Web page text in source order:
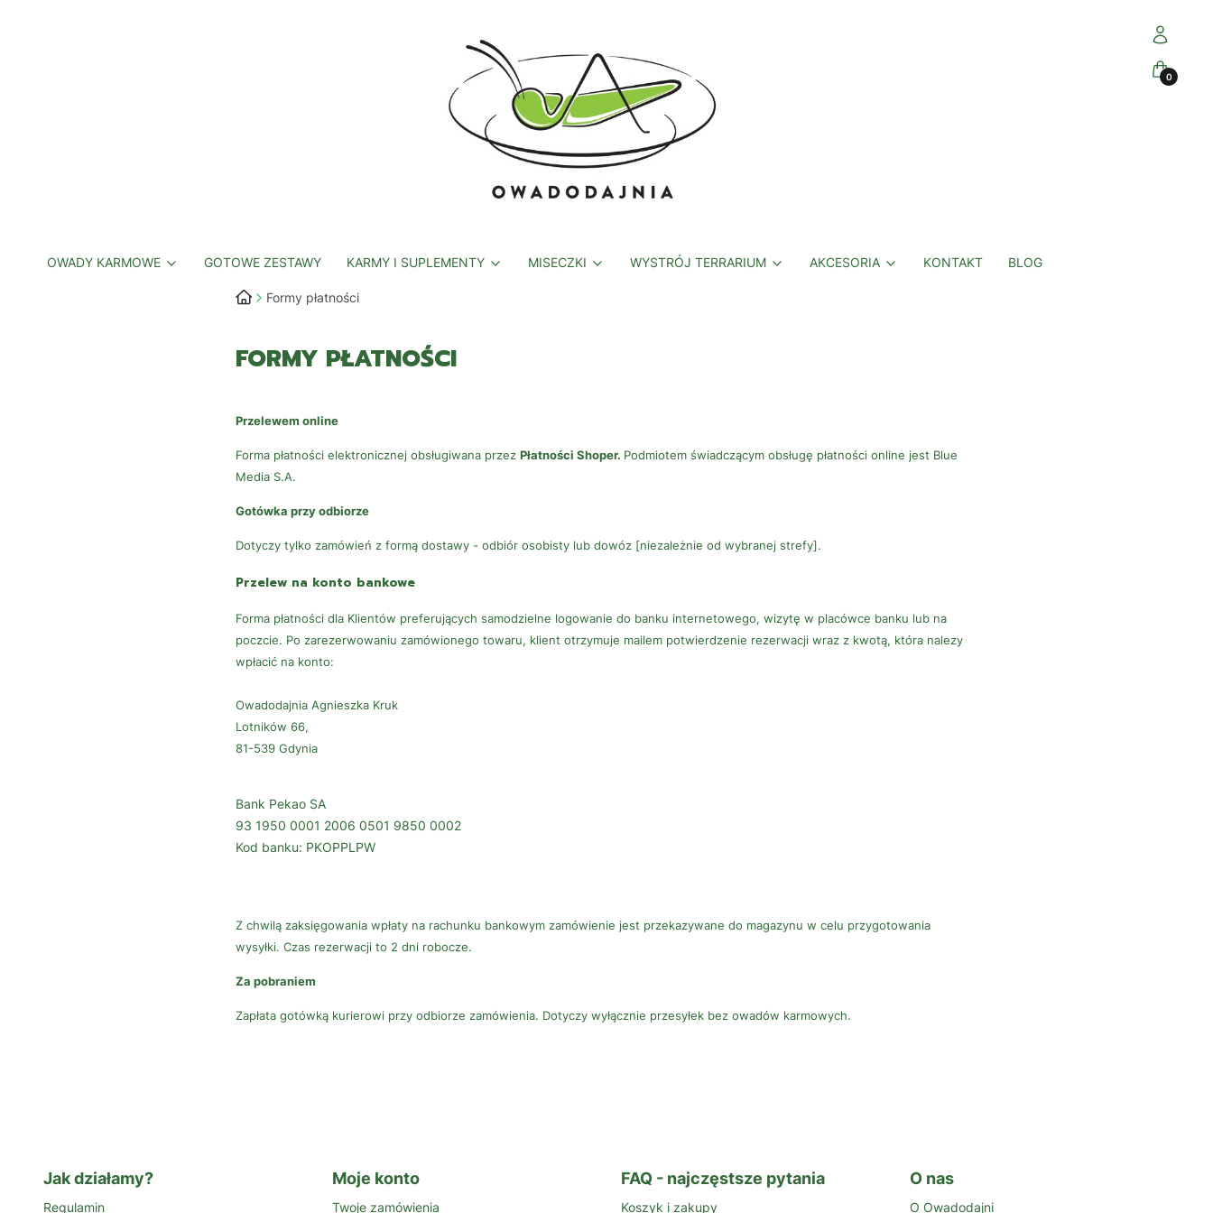
Zaloguj się
Koszyk
OWADY KARMOWE GOTOWE ZESTAWY KARMY I SUPLEMENTY MISECZKI WYSTRÓJ TERRARIUM AKCESORIA KONTAKT BLOG
Formy płatności
FORMY PŁATNOŚCI
Przelewem online
Forma płatności elektronicznej obsługiwana przezPłatności Shoper. Podmiotem świadczącym obsługę płatności online jest Blue
Media S.A.
Gotówka przy odbiorze
Dotyczy tylko zamówień z formą dostawy - odbiór osobisty lub dowóz [niezależnie od wybranej strefy].
Przelew na konto bankowe
Forma płatności dla Klientów preferujących samodzielne logowanie do banku internetowego, wizytę w placówce banku lub na
poczcie. Po zarezerwowaniu zamówionego towaru, klient otrzymuje mailem potwierdzenie rezerwacji wraz z kwotą, która nalezy
wpłacić na konto:
Owadodajnia Agnieszka Kruk
Lotników 66,
81-539 Gdynia
Bank Pekao SA
93 1950 0001 2006 0501 9850 0002
Kod banku: PKOPPLPW
Z chwilą zaksięgowania wpłaty na rachunku bankowym zamówienie jest przekazywane do magazynu w celu przygotowania
wysyłki. Czas rezerwacji to 2 dni robocze.
Za pobraniem
Zapłata gotówką kurierowi przy odbiorze zamówienia. Dotyczy wyłącznie przesyłek bez owadów karmowych.
Jak działamy? Moje konto FAQ - najczęstsze pytania O nas
Regulamin Twoje zamówienia Koszyk i zakupy O Owadodajni